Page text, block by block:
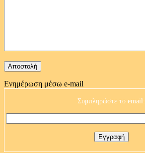
Ενημέρωση μέσω e-mail
Συμπληρώστε το email: